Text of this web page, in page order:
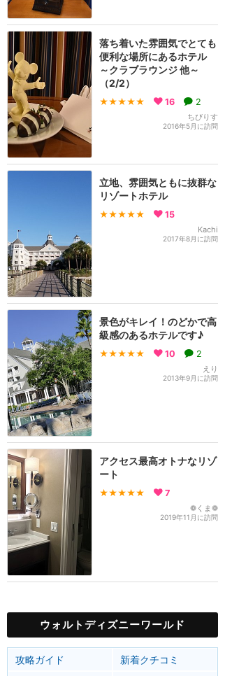
落ち着いた雰囲気でとても
便利な場所にあるホテル
～クラブラウンジ 他～
（2/2）
★★★★★ 16 2
ちびりす
2016年5月に訪問
立地、雰囲気ともに抜群な
リゾートホテル
★★★★★ 15
Kachi
2017年8月に訪問
景色がキレイ！のどかで高
級感のあるホテルです♪
★★★★★ 10 2
えり
2013年9月に訪問
アクセス最高オトナなリゾ
ート
★★★★★ 7
❁くま❁
2019年11月に訪問
ウォルトディズニーワールド
攻略ガイド
新着クチコミ